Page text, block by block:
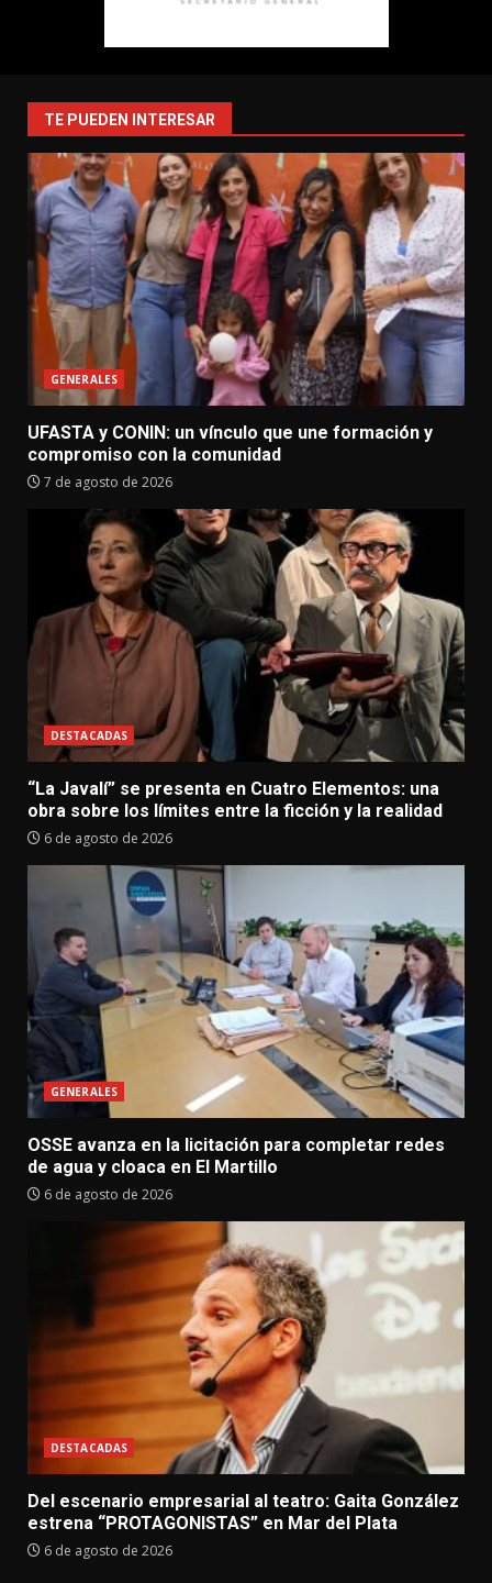
TE PUEDEN INTERESAR
GENERALES
UFASTA y CONIN: un vínculo que une formación y
compromiso con la comunidad
7 de agosto de 2026
DESTACADAS
“La Javalí” se presenta en Cuatro Elementos: una
obra sobre los límites entre la ficción y la realidad
6 de agosto de 2026
GENERALES
OSSE avanza en la licitación para completar redes
de agua y cloaca en El Martillo
6 de agosto de 2026
DESTACADAS
Del escenario empresarial al teatro: Gaita González
estrena “PROTAGONISTAS” en Mar del Plata
6 de agosto de 2026